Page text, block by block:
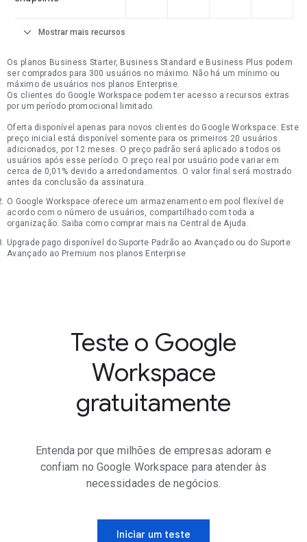
expand_more Mostrar mais recursos
Os planos Business Starter, Business Standard e Business Plus podem
ser comprados para 300 usuários no máximo. Não há um mínimo ou
máximo de usuários nos planos Enterprise.
Os clientes do Google Workspace podem ter acesso a recursos extras
por um período promocional limitado.
Oferta disponível apenas para novos clientes do Google Workspace. Este
preço inicial está disponível somente para os primeiros 20 usuários
adicionados, por 12 meses. O preço padrão será aplicado a todos os
usuários após esse período. O preço real por usuário pode variar em
cerca de 0,01% devido a arredondamentos. O valor final será mostrado
antes da conclusão da assinatura.
O Google Workspace oferece um armazenamento em pool flexível de
acordo com o número de usuários, compartilhado com toda a
organização. Saiba como comprar mais na Central de Ajuda.
Upgrade pago disponível do Suporte Padrão ao Avançado ou do Suporte
Avançado ao Premium nos planos Enterprise
Teste o Google
Workspace
gratuitamente
Entenda por que milhões de empresas adoram e
confiam no Google Workspace para atender às
necessidades de negócios.
Iniciar um teste